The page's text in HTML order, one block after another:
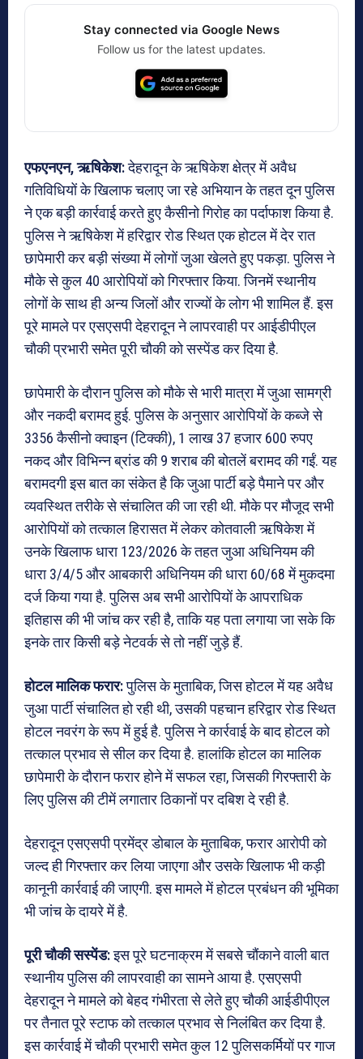
Stay connected via Google News
Follow us for the latest updates.
एफएनएन, ऋषिकेश:देहरादून के ऋषिकेश क्षेत्र में अवैध
गतिविधियों के खिलाफ चलाए जा रहे अभियान के तहत दून पुलिस
ने एक बड़ी कार्रवाई करते हुए कैसीनो गिरोह का पर्दाफाश किया है.
पुलिस ने ऋषिकेश में हरिद्वार रोड स्थित एक होटल में देर रात
छापेमारी कर बड़ी संख्या में लोगों जुआ खेलते हुए पकड़ा. पुलिस ने
मौके से कुल 40 आरोपियों को गिरफ्तार किया. जिनमें स्थानीय
लोगों के साथ ही अन्य जिलों और राज्यों के लोग भी शामिल हैं. इस
पूरे मामले पर एसएसपी देहरादून ने लापरवाही पर आईडीपीएल
चौकी प्रभारी समेत पूरी चौकी को सस्पेंड कर दिया है.
छापेमारी के दौरान पुलिस को मौके से भारी मात्रा में जुआ सामग्री
और नकदी बरामद हुई. पुलिस के अनुसार आरोपियों के कब्जे से
3356 कैसीनो क्वाइन (टिक्की), 1 लाख 37 हजार 600 रुपए
नकद और विभिन्न ब्रांड की 9 शराब की बोतलें बरामद की गईं. यह
बरामदगी इस बात का संकेत है कि जुआ पार्टी बड़े पैमाने पर और
व्यवस्थित तरीके से संचालित की जा रही थी. मौके पर मौजूद सभी
आरोपियों को तत्काल हिरासत में लेकर कोतवाली ऋषिकेश में
उनके खिलाफ धारा 123/2026 के तहत जुआ अधिनियम की
धारा 3/4/5 और आबकारी अधिनियम की धारा 60/68 में मुकदमा
दर्ज किया गया है. पुलिस अब सभी आरोपियों के आपराधिक
इतिहास की भी जांच कर रही है, ताकि यह पता लगाया जा सके कि
इनके तार किसी बड़े नेटवर्क से तो नहीं जुड़े हैं.
होटल मालिक फरार:पुलिस के मुताबिक, जिस होटल में यह अवैध
जुआ पार्टी संचालित हो रही थी, उसकी पहचान हरिद्वार रोड स्थित
होटल नवरंग के रूप में हुई है. पुलिस ने कार्रवाई के बाद होटल को
तत्काल प्रभाव से सील कर दिया है. हालांकि होटल का मालिक
छापेमारी के दौरान फरार होने में सफल रहा, जिसकी गिरफ्तारी के
लिए पुलिस की टीमें लगातार ठिकानों पर दबिश दे रही है.
देहरादून एसएसपी प्रमेंद्र डोबाल के मुताबिक, फरार आरोपी को
जल्द ही गिरफ्तार कर लिया जाएगा और उसके खिलाफ भी कड़ी
कानूनी कार्रवाई की जाएगी. इस मामले में होटल प्रबंधन की भूमिका
भी जांच के दायरे में है.
पूरी चौकी सस्पेंड:इस पूरे घटनाक्रम में सबसे चौंकाने वाली बात
स्थानीय पुलिस की लापरवाही का सामने आया है. एसएसपी
देहरादून ने मामले को बेहद गंभीरता से लेते हुए चौकी आईडीपीएल
पर तैनात पूरे स्टाफ को तत्काल प्रभाव से निलंबित कर दिया है.
इस कार्रवाई में चौकी प्रभारी समेत कुल 12 पुलिसकर्मियों पर गाज